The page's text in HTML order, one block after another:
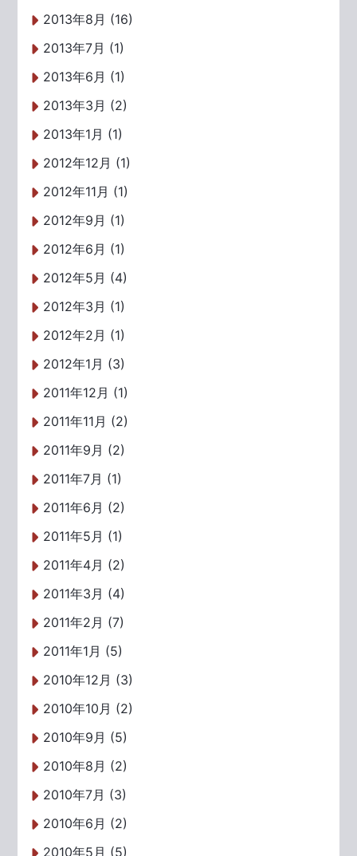
2013年8月 (16)
2013年7月 (1)
2013年6月 (1)
2013年3月 (2)
2013年1月 (1)
2012年12月 (1)
2012年11月 (1)
2012年9月 (1)
2012年6月 (1)
2012年5月 (4)
2012年3月 (1)
2012年2月 (1)
2012年1月 (3)
2011年12月 (1)
2011年11月 (2)
2011年9月 (2)
2011年7月 (1)
2011年6月 (2)
2011年5月 (1)
2011年4月 (2)
2011年3月 (4)
2011年2月 (7)
2011年1月 (5)
2010年12月 (3)
2010年10月 (2)
2010年9月 (5)
2010年8月 (2)
2010年7月 (3)
2010年6月 (2)
2010年5月 (5)